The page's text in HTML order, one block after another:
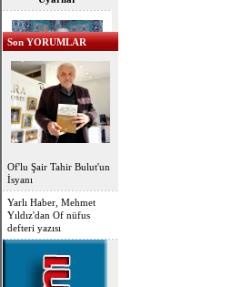
OFLU HOCA'DAN
TOPLUMSAL UYARI
Son YORUMLAR
Of'lu Şair Tahir Bulut'un
İsyanı
Yarlı Haber, Mehmet
Yıldız'dan Of nüfus
defteri yazısı